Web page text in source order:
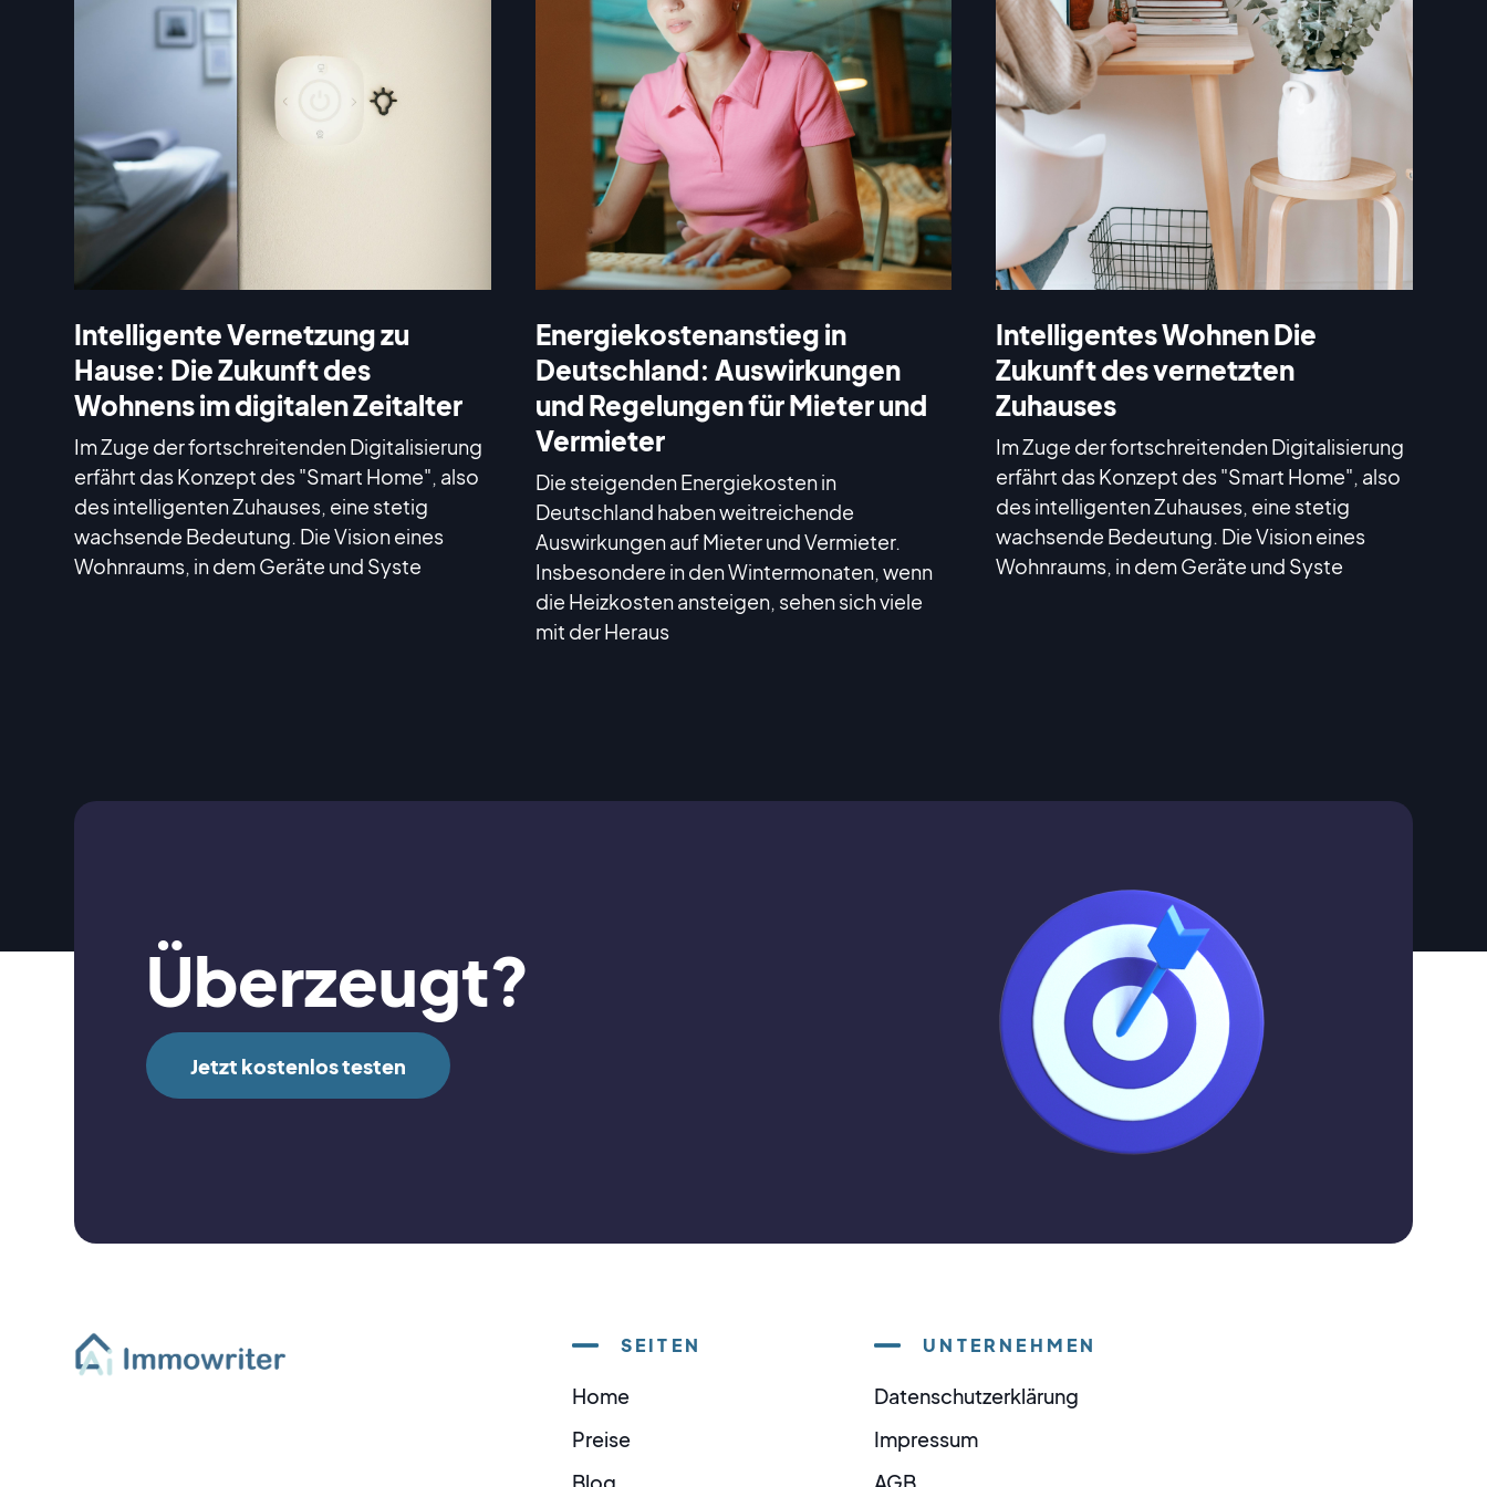
Intelligente Vernetzung zu
Hause: Die Zukunft des
Wohnens im digitalen Zeitalter
Im Zuge der fortschreitenden Digitalisierung
erfährt das Konzept des "Smart Home", also
des intelligenten Zuhauses, eine stetig
wachsende Bedeutung. Die Vision eines
Wohnraums, in dem Geräte und Syste
Energiekostenanstieg in
Deutschland: Auswirkungen
und Regelungen für Mieter und
Vermieter
Die steigenden Energiekosten in
Deutschland haben weitreichende
Auswirkungen auf Mieter und Vermieter.
Insbesondere in den Wintermonaten, wenn
die Heizkosten ansteigen, sehen sich viele
mit der Heraus
Intelligentes Wohnen Die
Zukunft des vernetzten
Zuhauses
Im Zuge der fortschreitenden Digitalisierung
erfährt das Konzept des "Smart Home", also
des intelligenten Zuhauses, eine stetig
wachsende Bedeutung. Die Vision eines
Wohnraums, in dem Geräte und Syste
Überzeugt?
Jetzt kostenlos testen
SEITEN
Home
Preise
Blog
UNTERNEHMEN
Datenschutzerklärung
Impressum
AGB